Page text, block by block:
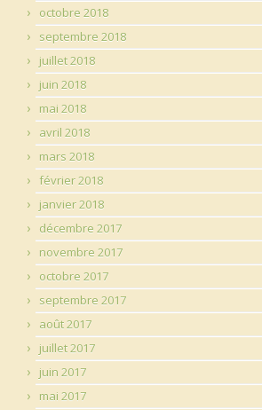
octobre 2018
septembre 2018
juillet 2018
juin 2018
mai 2018
avril 2018
mars 2018
février 2018
janvier 2018
décembre 2017
novembre 2017
octobre 2017
septembre 2017
août 2017
juillet 2017
juin 2017
mai 2017